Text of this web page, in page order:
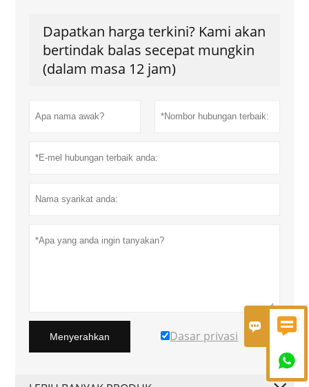
 

Dapatkan harga terkini? Kami akan
bertindak balas secepat mungkin
(dalam masa 12 jam)
Menyerahkan Dasar privasi